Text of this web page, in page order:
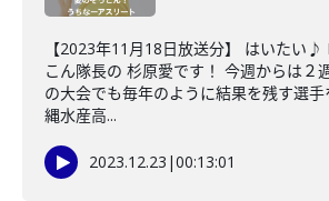
【2023年11月18日放送分】 はいたい♪
こん隊長の 杉原愛です！ 今週からは２
の大会でも毎年のように結果を残す選
縄水産高...
2023.12.23 |00:13:01